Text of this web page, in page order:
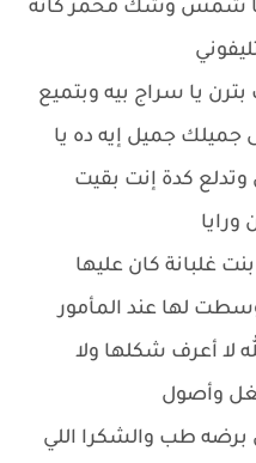
شمس وشك محمر كأنه
يا سراج بيه وبتميع
جميلك جميل إيه ده يا
وتدلع كدة إنت بقيت
ورايا
غلبانة كان عليها
لها عند المأمور
لا أعرف شكلها ولا
وأصول
طب والشكرا اللي